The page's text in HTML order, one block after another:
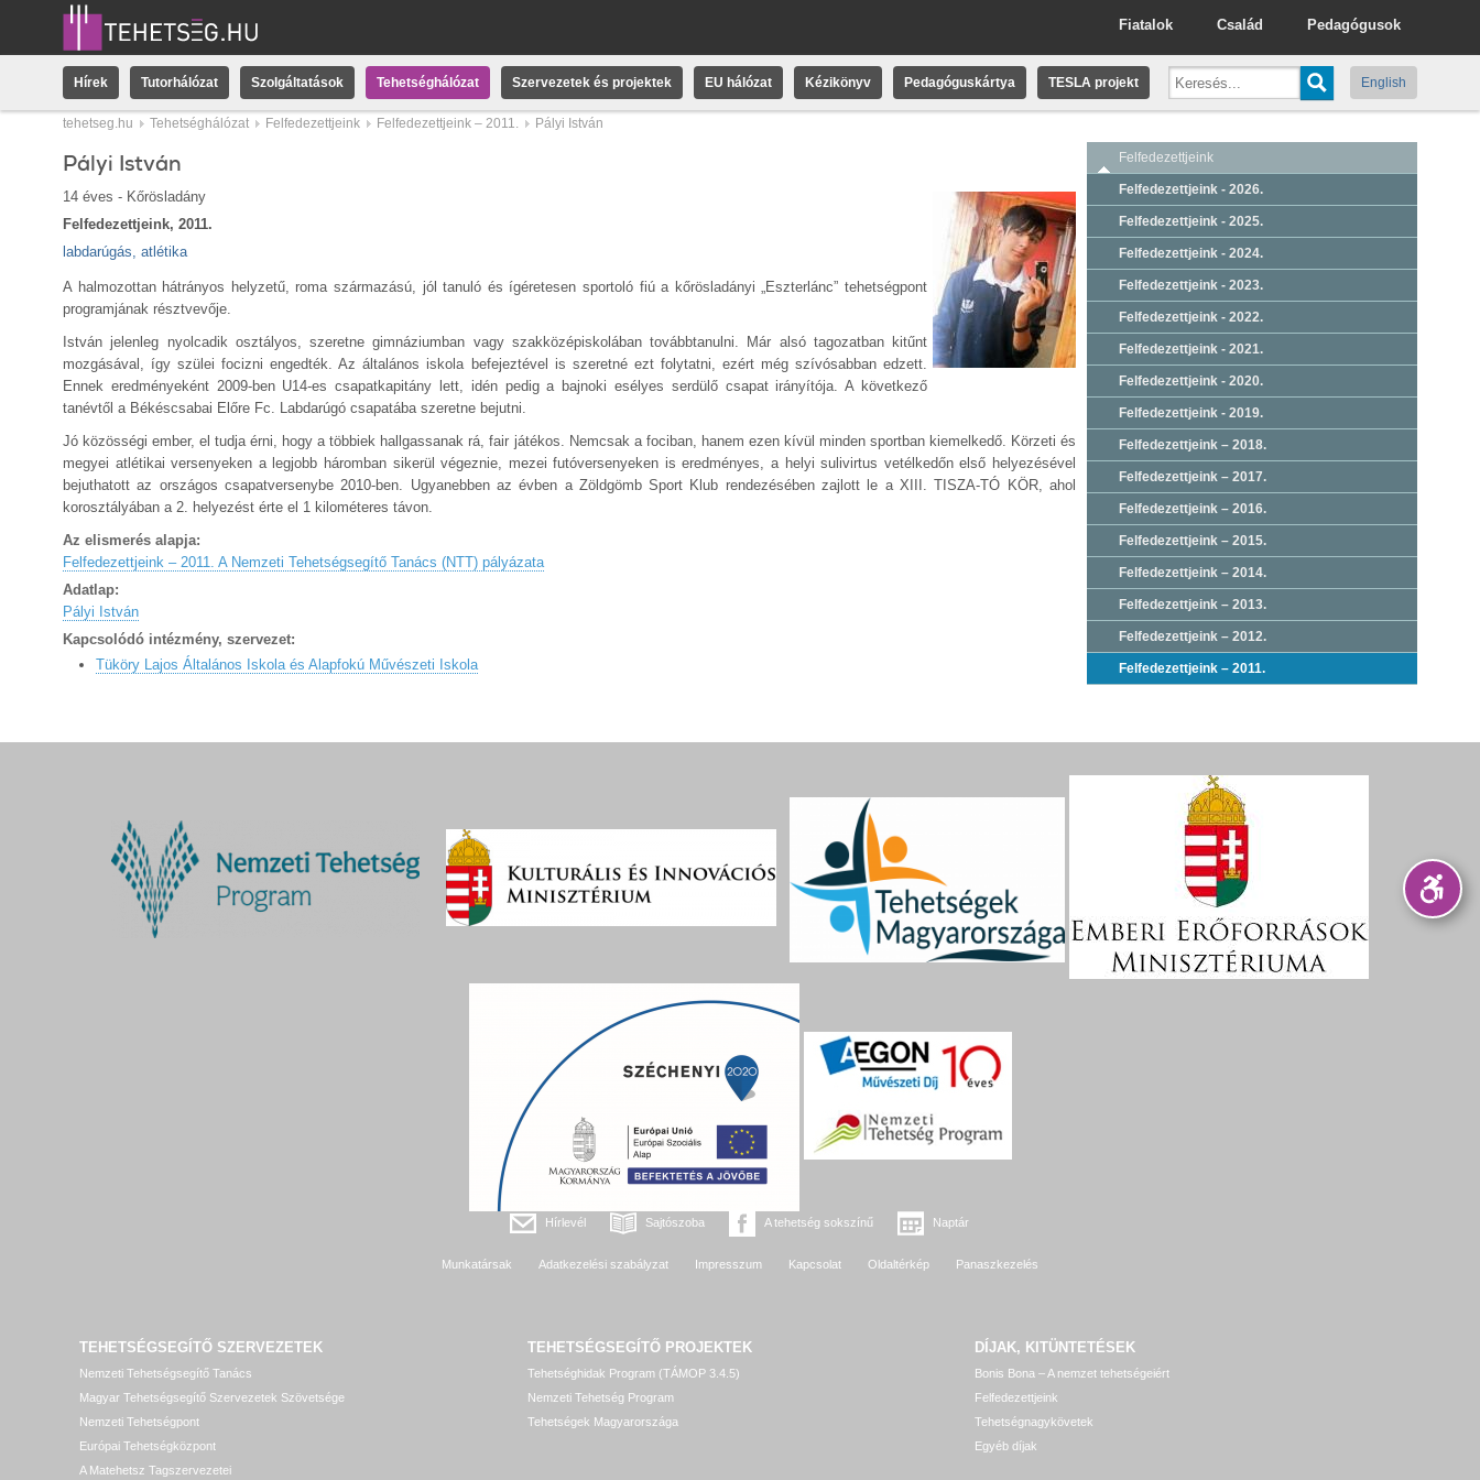
Pedagógusok
Család
Fiatalok
Hírek Tutorhálózat Szolgáltatások Tehetséghálózat Szervezetek és projektek EU hálózat Kézikönyv Pedagóguskártya TESLA projekt English
tehetseg.hu Tehetséghálózat Felfedezettjeink Felfedezettjeink – 2011. Pályi István
Pályi István
14 éves - Kőrösladány
Felfedezettjeink, 2011.
labdarúgás, atlétika
A halmozottan hátrányos helyzetű, roma származású, jól tanuló és ígéretesen sportoló fiú a kőrösladányi „Eszterlánc” tehetségpont
programjának résztvevője.
István jelenleg nyolcadik osztályos, szeretne gimnáziumban vagy szakközépiskolában továbbtanulni. Már alsó tagozatban kitűnt
mozgásával, így szülei focizni engedték. Az általános iskola befejeztével is szeretné ezt folytatni, ezért még szívósabban edzett.
Ennek eredményeként 2009-ben U14-es csapatkapitány lett, idén pedig a bajnoki esélyes serdülő csapat irányítója. A következő
tanévtől a Békéscsabai Előre Fc. Labdarúgó csapatába szeretne bejutni.
Jó közösségi ember, el tudja érni, hogy a többiek hallgassanak rá, fair játékos. Nemcsak a fociban, hanem ezen kívül minden sportban kiemelkedő. Körzeti és
megyei atlétikai versenyeken a legjobb háromban sikerül végeznie, mezei futóversenyeken is eredményes, a helyi sulivirtus vetélkedőn első helyezésével
bejuthatott az országos csapatversenybe 2010-ben. Ugyanebben az évben a Zöldgömb Sport Klub rendezésében zajlott le a XIII. TISZA-TÓ KÖR, ahol
korosztályában a 2. helyezést érte el 1 kilométeres távon.
Az elismerés alapja:
Felfedezettjeink – 2011. A Nemzeti Tehetségsegítő Tanács (NTT) pályázata
Adatlap:
Pályi István
Kapcsolódó intézmény, szervezet:
Tüköry Lajos Általános Iskola és Alapfokú Művészeti Iskola
Felfedezettjeink
Felfedezettjeink - 2026.
Felfedezettjeink - 2025.
Felfedezettjeink - 2024.
Felfedezettjeink - 2023.
Felfedezettjeink - 2022.
Felfedezettjeink - 2021.
Felfedezettjeink - 2020.
Felfedezettjeink - 2019.
Felfedezettjeink – 2018.
Felfedezettjeink – 2017.
Felfedezettjeink – 2016.
Felfedezettjeink – 2015.
Felfedezettjeink – 2014.
Felfedezettjeink – 2013.
Felfedezettjeink – 2012.
Felfedezettjeink – 2011.
Hírlevél Sajtószoba A tehetség sokszínű Naptár
Munkatársak Adatkezelési szabályzat Impresszum Kapcsolat Oldaltérkép Panaszkezelés
TEHETSÉGSEGÍTŐ SZERVEZETEK
Nemzeti Tehetségsegítő Tanács
Magyar Tehetségsegítő Szervezetek Szövetsége
Nemzeti Tehetségpont
Európai Tehetségközpont
A Matehetsz Tagszervezetei
TEHETSÉGSEGÍTŐ PROJEKTEK
Tehetséghidak Program (TÁMOP 3.4.5)
Nemzeti Tehetség Program
Tehetségek Magyarországa
DÍJAK, KITÜNTETÉSEK
Bonis Bona – A nemzet tehetségeiért
Felfedezettjeink
Tehetségnagykövetek
Egyéb díjak